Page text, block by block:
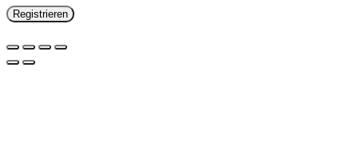
Registrieren